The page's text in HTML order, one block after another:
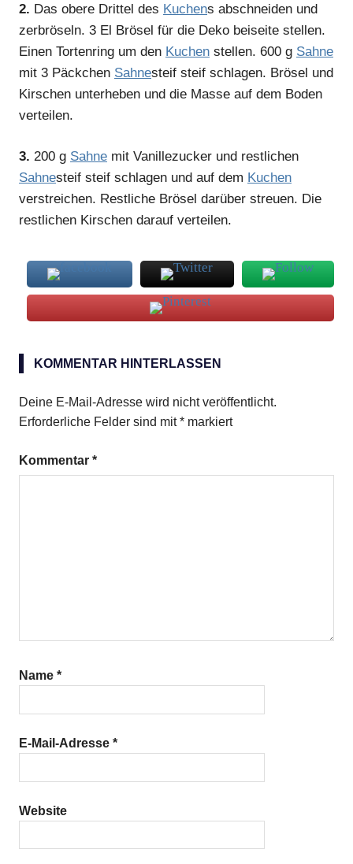
2. Das obere Drittel des Kuchens abschneiden und
zerbröseln. 3 El Brösel für die Deko beiseite stellen.
Einen Tortenring um den Kuchen stellen. 600 g Sahne
mit 3 Päckchen Sahnesteif steif schlagen. Brösel und
Kirschen unterheben und die Masse auf dem Boden
verteilen.
3. 200 g Sahne mit Vanillezucker und restlichen
Sahnesteif steif schlagen und auf dem Kuchen
verstreichen. Restliche Brösel darüber streuen. Die
restlichen Kirschen darauf verteilen.
KOMMENTAR HINTERLASSEN
Deine E-Mail-Adresse wird nicht veröffentlicht.
Erforderliche Felder sind mit* markiert
Kommentar *
Name *
E-Mail-Adresse *
Website